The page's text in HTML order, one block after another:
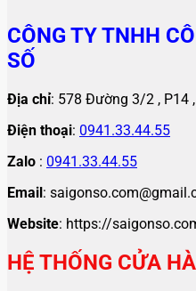
CÔNG TY TNHH
SỐ
Địa chỉ: 578 Đường 3/2 , P14
Điện thoại: 0941.33.44.55
Zalo : 0941.33.44.55
Email:
Website: https://
HỆ THỐNG CỬA